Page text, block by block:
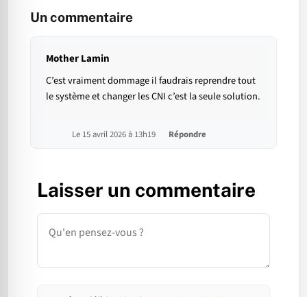
Un commentaire
Mother Lamin
C’est vraiment dommage il faudrais reprendre tout
le système et changer les CNI c’est la seule solution.
Le 15 avril 2026 à 13h19 Répondre
Laisser un commentaire
Commentaire